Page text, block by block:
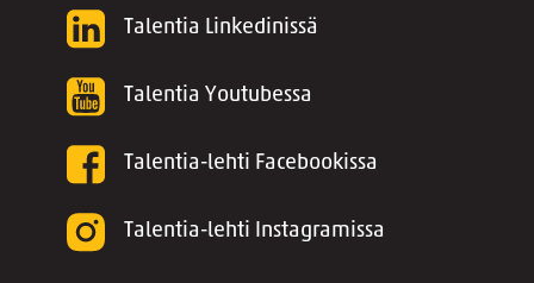
Talentia Linkedinissä
Talentia Youtubessa
Talentia-lehti Facebookissa
Talentia-lehti Instagramissa